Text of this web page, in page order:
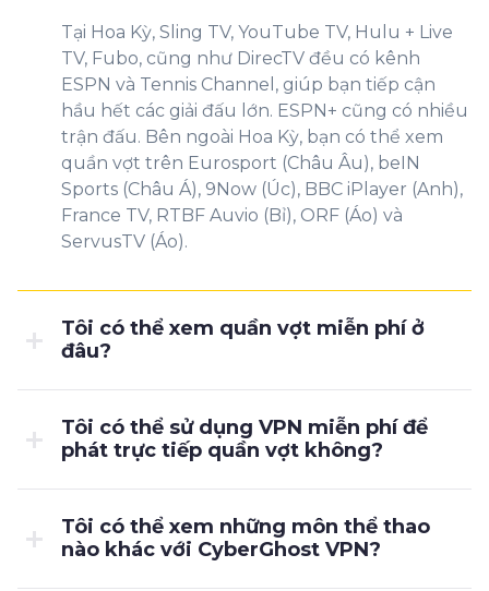
Tại Hoa Kỳ, Sling TV, YouTube TV, Hulu + Live
TV, Fubo, cũng như DirecTV đều có kênh
ESPN và Tennis Channel, giúp bạn tiếp cận
hầu hết các giải đấu lớn. ESPN+ cũng có nhiều
trận đấu. Bên ngoài Hoa Kỳ, bạn có thể xem
quần vợt trên Eurosport (Châu Âu), beIN
Sports (Châu Á), 9Now (Úc), BBC iPlayer (Anh),
France TV, RTBF Auvio (Bỉ), ORF (Áo) và
ServusTV (Áo).
Tôi có thể xem quần vợt miễn phí ở
đâu?
Tôi có thể sử dụng VPN miễn phí để
phát trực tiếp quần vợt không?
Tôi có thể xem những môn thể thao
nào khác với CyberGhost VPN?